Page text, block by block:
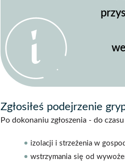
Zgłosiłeś podejrzenie
Po dokonaniu zgłoszenia - do
izolacji i strzeżenia w
wstrzymania się od